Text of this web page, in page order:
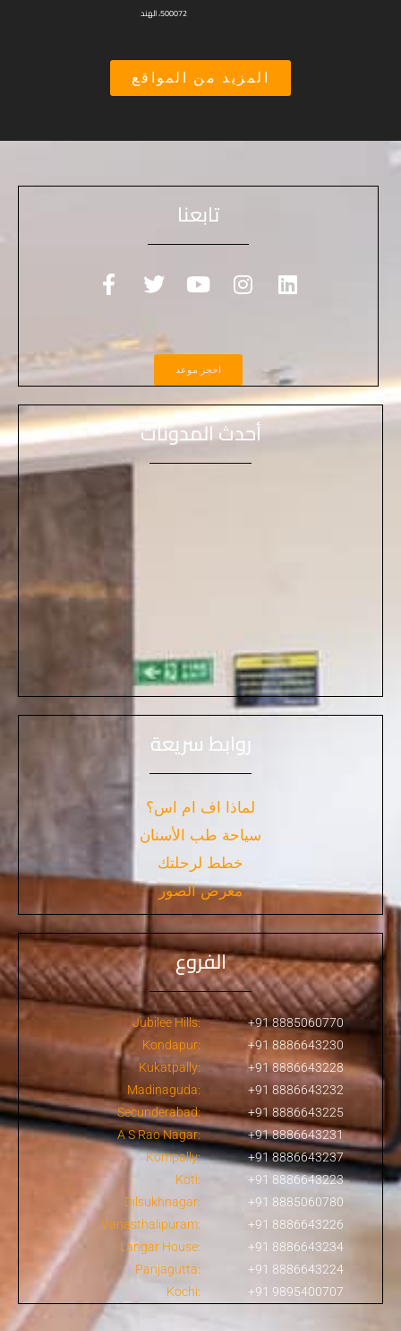
500072، الهند
المزيد من المواقع
تابعنا
احجز موعد
أحدث المدونات
روابط سريعة
لماذا اف ام اس؟
سياحة طب الأسنان
خطط لرحلتك
معرض الصور
الفروع
Jubilee Hills:
Kondapur:
Kukatpally:
Madinaguda:
Secunderabad:
A S Rao Nagar:
Kompally:
Koti:
Dilsukhnagar:
Vanasthalipuram:
Langar House:
Panjagutta:
Kochi:
+91 8885060770
+91 8886643230
+91 8886643228
+91 8886643232
+91 8886643225
+91 8886643231
+91 8886643237
+91 8886643223
+91 8885060780
+91 8886643226
+91 8886643234
+91 8886643224
+91 9895400707